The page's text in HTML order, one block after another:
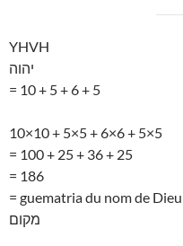
YHVH
יהוה
= 10 + 5 + 6 + 5
10×10 + 5×5 + 6×6 + 5×5
= 100 + 25 + 36 + 25
= 186
= guematria du nom de Dieu
מקום